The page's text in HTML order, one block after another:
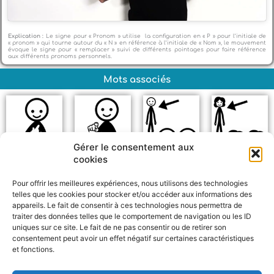
Gérer le consentement aux
cookies
Pour offrir les meilleures expériences, nous utilisons des technologies
telles que les cookies pour stocker et/ou accéder aux informations des
appareils. Le fait de consentir à ces technologies nous permettra de
traiter des données telles que le comportement de navigation ou les ID
uniques sur ce site. Le fait de ne pas consentir ou de retirer son
consentement peut avoir un effet négatif sur certaines caractéristiques
et fonctions.
Explication : Le signe pour « Pronom » utilise la configuration en « P » pour l’initiale de
« pronom » qui tourne autour du « N » en référence à l’initiale de « Nom », le mouvement
évoque le signe pour « remplacer » suivi de différents pointages pour faire référence
aux différents pronoms personnels.
Mots associés
Tu
a
h
e
a